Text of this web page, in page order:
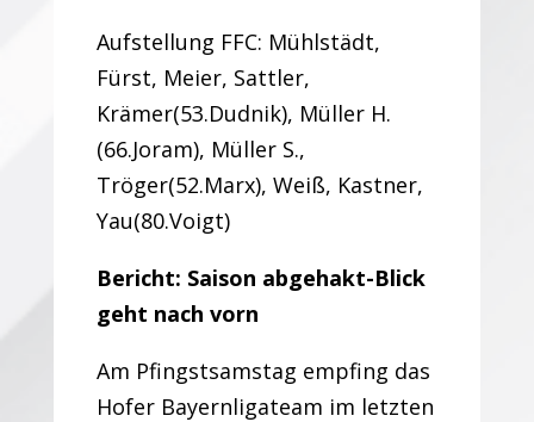
Aufstellung FFC: Mühlstädt,
Fürst, Meier, Sattler,
Krämer(53.Dudnik), Müller H.
(66.Joram), Müller S.,
Tröger(52.Marx), Weiß, Kastner,
Yau(80.Voigt)
Bericht: Saison abgehakt-Blick
geht nach vorn
Am Pfingstsamstag empfing das
Hofer Bayernligateam im letzten